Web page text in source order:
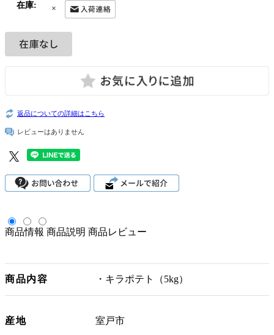
在庫: ×
返品についての詳細はこちら
レビューはありません
商品情報 商品説明 商品レビュー
商品内容 ・キラポテト（5kg）
産地 室戸市